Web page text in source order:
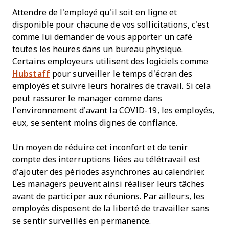
Attendre de l’employé qu’il soit en ligne et
disponible pour chacune de vos sollicitations, c’est
comme lui demander de vous apporter un café
toutes les heures dans un bureau physique.
Certains employeurs utilisent des logiciels comme
Hubstaffpour surveiller le temps d’écran des
employés et suivre leurs horaires de travail. Si cela
peut rassurer le manager comme dans
l’environnement d’avant la COVID-19, les employés,
eux, se sentent moins dignes de confiance.
Un moyen de réduire cet inconfort et de tenir
compte des interruptions liées au télétravail est
d’ajouter des périodes asynchrones au calendrier.
Les managers peuvent ainsi réaliser leurs tâches
avant de participer aux réunions. Par ailleurs, les
employés disposent de la liberté de travailler sans
se sentir surveillés en permanence.